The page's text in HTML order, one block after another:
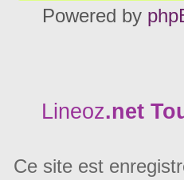
Powered by
Lineoz.net
Ce site est